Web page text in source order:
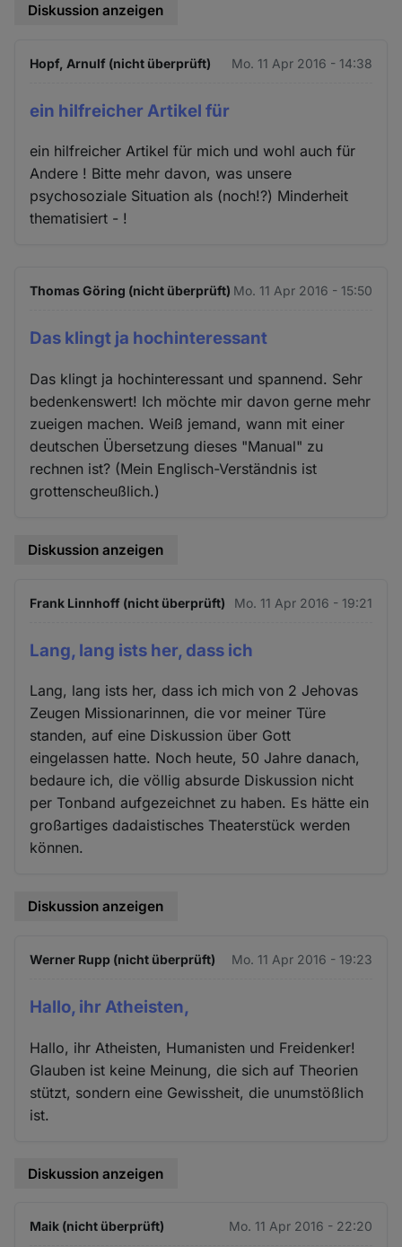
Diskussion anzeigen
Hopf, Arnulf (nicht überprüft) Mo. 11 Apr 2016 - 14:38
ein hilfreicher Artikel für
ein hilfreicher Artikel für mich und wohl auch für
Andere ! Bitte mehr davon, was unsere
psychosoziale Situation als (noch!?) Minderheit
thematisiert - !
Thomas Göring (nicht überprüft) Mo. 11 Apr 2016 - 15:50
Das klingt ja hochinteressant
Das klingt ja hochinteressant und spannend. Sehr
bedenkenswert! Ich möchte mir davon gerne mehr
zueigen machen. Weiß jemand, wann mit einer
deutschen Übersetzung dieses "Manual" zu
rechnen ist? (Mein Englisch-Verständnis ist
grottenscheußlich.)
Diskussion anzeigen
Frank Linnhoff (nicht überprüft) Mo. 11 Apr 2016 - 19:21
Lang, lang ists her, dass ich
Lang, lang ists her, dass ich mich von 2 Jehovas
Zeugen Missionarinnen, die vor meiner Türe
standen, auf eine Diskussion über Gott
eingelassen hatte. Noch heute, 50 Jahre danach,
bedaure ich, die völlig absurde Diskussion nicht
per Tonband aufgezeichnet zu haben. Es hätte ein
großartiges dadaistisches Theaterstück werden
können.
Diskussion anzeigen
Werner Rupp (nicht überprüft) Mo. 11 Apr 2016 - 19:23
Hallo, ihr Atheisten,
Hallo, ihr Atheisten, Humanisten und Freidenker!
Glauben ist keine Meinung, die sich auf Theorien
stützt, sondern eine Gewissheit, die unumstößlich
ist.
Diskussion anzeigen
Maik (nicht überprüft) Mo. 11 Apr 2016 - 22:20